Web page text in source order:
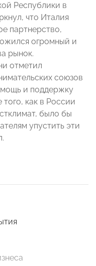
Республики в
что Италия
партнерство,
огромный и
рынок.
отметил
союзов
и поддержку
как в России
было бы
упустить эти